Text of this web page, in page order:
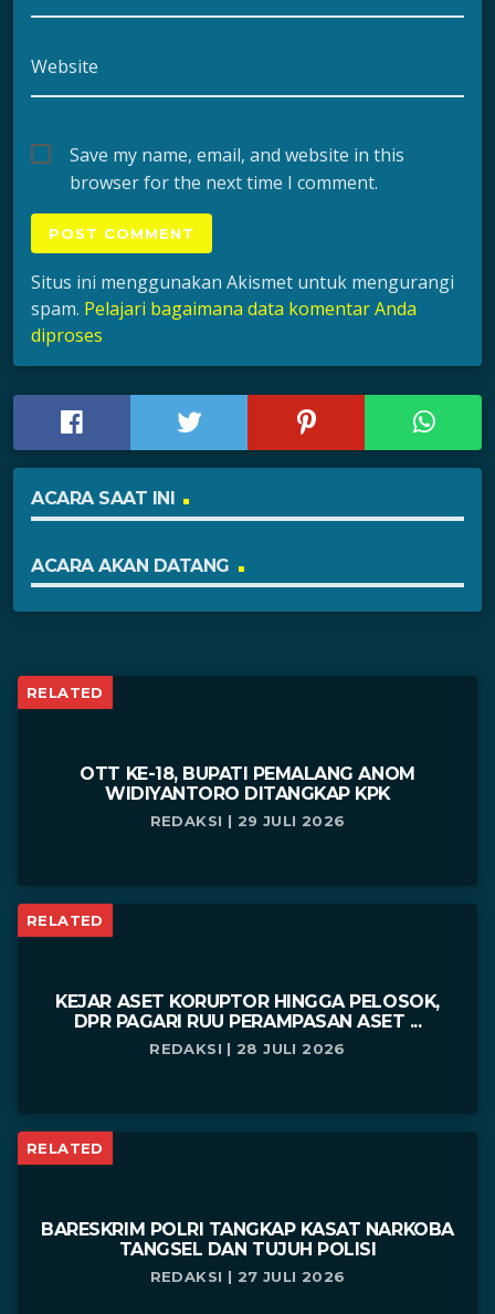
Website
Save my name, email, and website in this
browser for the next time I comment.
Situs ini menggunakan Akismet untuk mengurangi
spam. Pelajari bagaimana data komentar Anda
diproses
ACARA SAAT INI
ACARA AKAN DATANG
RELATED
OTT KE-18, BUPATI PEMALANG ANOM
WIDIYANTORO DITANGKAP KPK
REDAKSI | 29 JULI 2026
RELATED
KEJAR ASET KORUPTOR HINGGA PELOSOK,
DPR PAGARI RUU PERAMPASAN ASET ...
REDAKSI | 28 JULI 2026
RELATED
BARESKRIM POLRI TANGKAP KASAT NARKOBA
TANGSEL DAN TUJUH POLISI
REDAKSI | 27 JULI 2026